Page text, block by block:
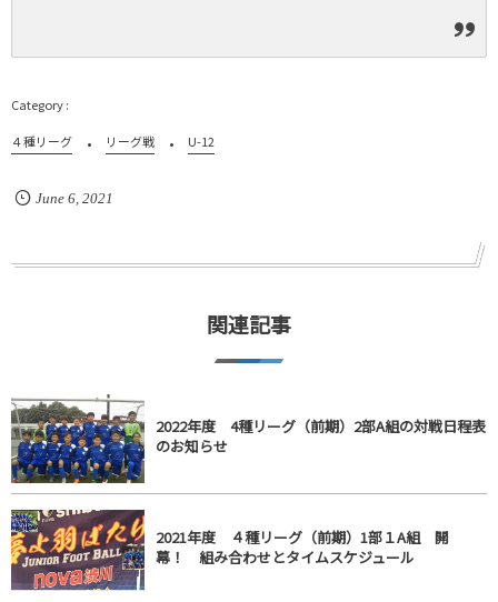
４種リーグ リーグ戦 U-12
June 6, 2021
関連記事
2022年度 4種リーグ（前期）2部A組の対戦日程表
のお知らせ
2021年度 ４種リーグ（前期）1部１A組 開
幕！ 組み合わせとタイムスケジュール